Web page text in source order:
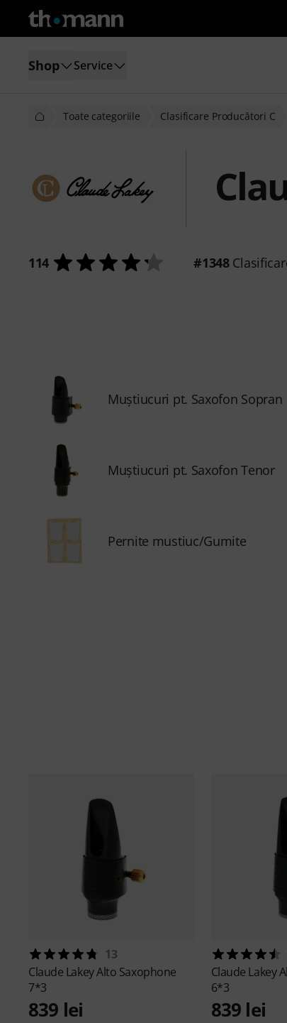
Shop Service
Toate categoriile Clasificare Producători C
114 #1348
Muştiucuri pt. Saxofon Sopran
Muştiucuri pt. Saxofon Tenor
Pernite mustiuc/Gumite
13
Claude LakeyAlto Saxophone
7*3
839 lei
Claude Lakey
6*3
839 lei